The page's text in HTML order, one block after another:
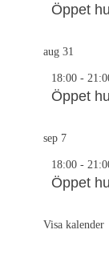
Öppet
aug 31
18:00 -
Öppet
sep 7
18:00 -
Öppet
Visa kalender